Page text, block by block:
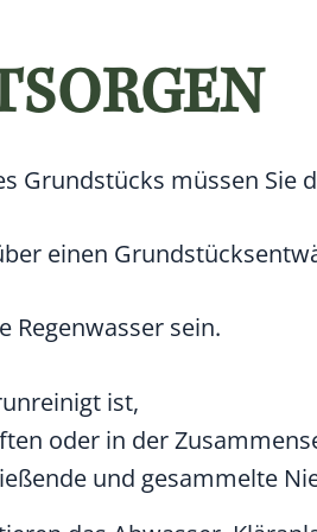
Grundstücks müssen Sie
einen
Regenwasser sein.
ist,
oder in der
und gesammelte